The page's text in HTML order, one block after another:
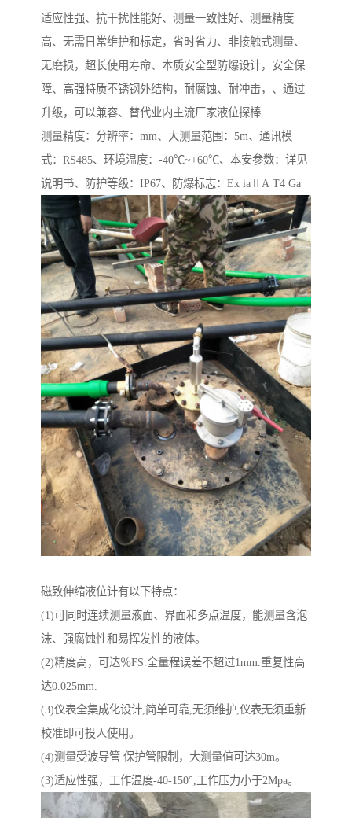
适应性强、抗干扰性能好、测量一致性好、测量精度
高、无需日常维护和标定，省时省力、非接触式测量、
无磨损，超长使用寿命、本质安全型防爆设计，安全保
障、高强特质不锈钢外结构，耐腐蚀、耐冲击，、通过
升级，可以兼容、替代业内主流厂家液位探棒
测量精度：分辨率：mm、大测量范围：5m、通讯模
式：RS485、环境温度：-40℃~+60℃、本安参数：详见
说明书、防护等级：IP67、防爆标志：Ex iaⅡA T4 Ga
磁致伸缩液位计有以下特点：
(1)可同时连续测量液面、界面和多点温度，能测量含泡
沫、强腐蚀性和易挥发性的液体。
(2)精度高，可达％FS.全量程误差不超过1mm.重复性高
达0.025mm.
(3)仪表全集成化设计,简单可靠,无须维护,仪表无须重新
校准即可投人使用。
(4)测量受波导管 保护管限制，大测量值可达30m。
(3)适应性强，工作温度-40-150°,工作压力小于2Mpa。